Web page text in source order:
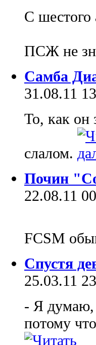
С шестого
ПСЖ не
Самба
31.08.11
То, как он
слалом.
Почин
22.08.11
FCSM
Спустя
25.03.11
- Я думаю,
потому